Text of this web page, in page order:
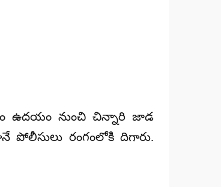
ఉదయం నుంచి చిన్నారి జాడ
పోలీసులు రంగంలోకి దిగారు.